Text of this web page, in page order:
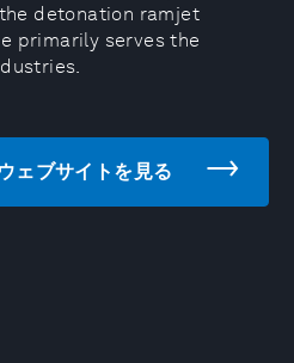
detonation ramjet
primarily serves the
ェブサイトを見る